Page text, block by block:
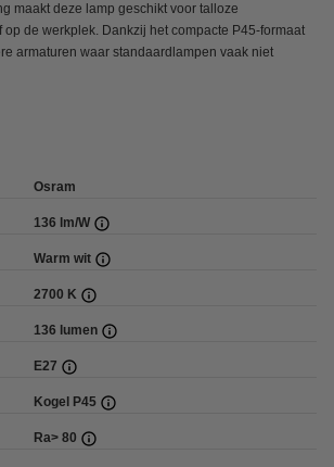
maakt deze lamp geschikt voor talloze
de werkplek. Dankzij het compacte P45-formaat
armaturen waar standaardlampen vaak niet
Osram
136 lm/W
Warm wit
2700 K
136 lumen
E27
Kogel P45
Ra> 80